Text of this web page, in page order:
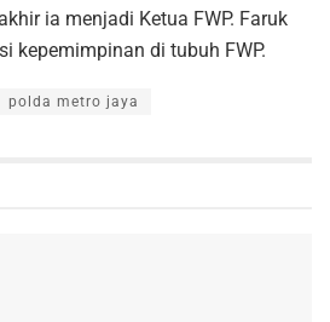
ia menjadi Ketua FWP. Faruk
kepemimpinan di tubuh FWP.
polda metro jaya